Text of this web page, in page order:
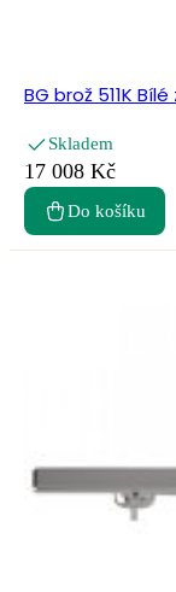
BG brož 511K
Skladem
17 008 Kč
Do košíku